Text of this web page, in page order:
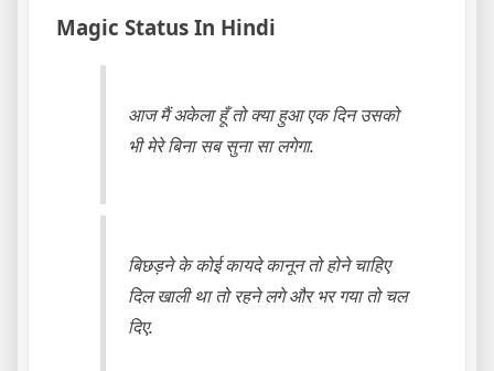
Magic Status In Hindi
आज मैं अकेला हूँ तो क्या हुआ एक दिन उसको
भी मेरे बिना सब सुना सा लगेगा.
बिछड़ने के कोई कायदे कानून तो होने चाहिए
दिल खाली था तो रहने लगे और भर गया तो चल
दिए.